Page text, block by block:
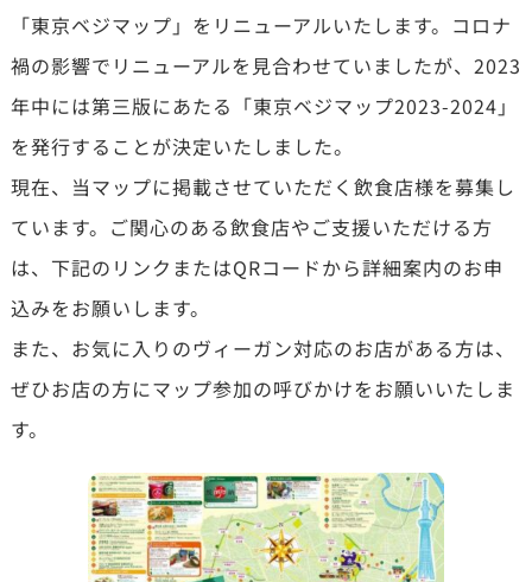
「東京ベジマップ」をリニューアルいたします。コロナ
禍の影響でリニューアルを見合わせていましたが、2023
年中には第三版にあたる「東京ベジマップ2023-2024」
を発行することが決定いたしました。
現在、当マップに掲載させていただく飲食店様を募集し
ています。ご関心のある飲食店やご支援いただける方
は、下記のリンクまたはQRコードから詳細案内のお申
込みをお願いします。
また、お気に入りのヴィーガン対応のお店がある方は、
ぜひお店の方にマップ参加の呼びかけをお願いいたしま
す。